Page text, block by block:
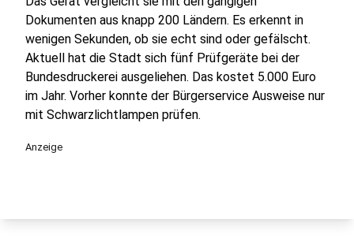
Dokumenten aus knapp 200 Ländern. Es erkennt in
wenigen Sekunden, ob sie echt sind oder gefälscht.
Aktuell hat die Stadt sich fünf Prüfgeräte bei der
Bundesdruckerei ausgeliehen. Das kostet 5.000 Euro
im Jahr. Vorher konnte der Bürgerservice Ausweise nur
mit Schwarzlichtlampen prüfen.
Anzeige